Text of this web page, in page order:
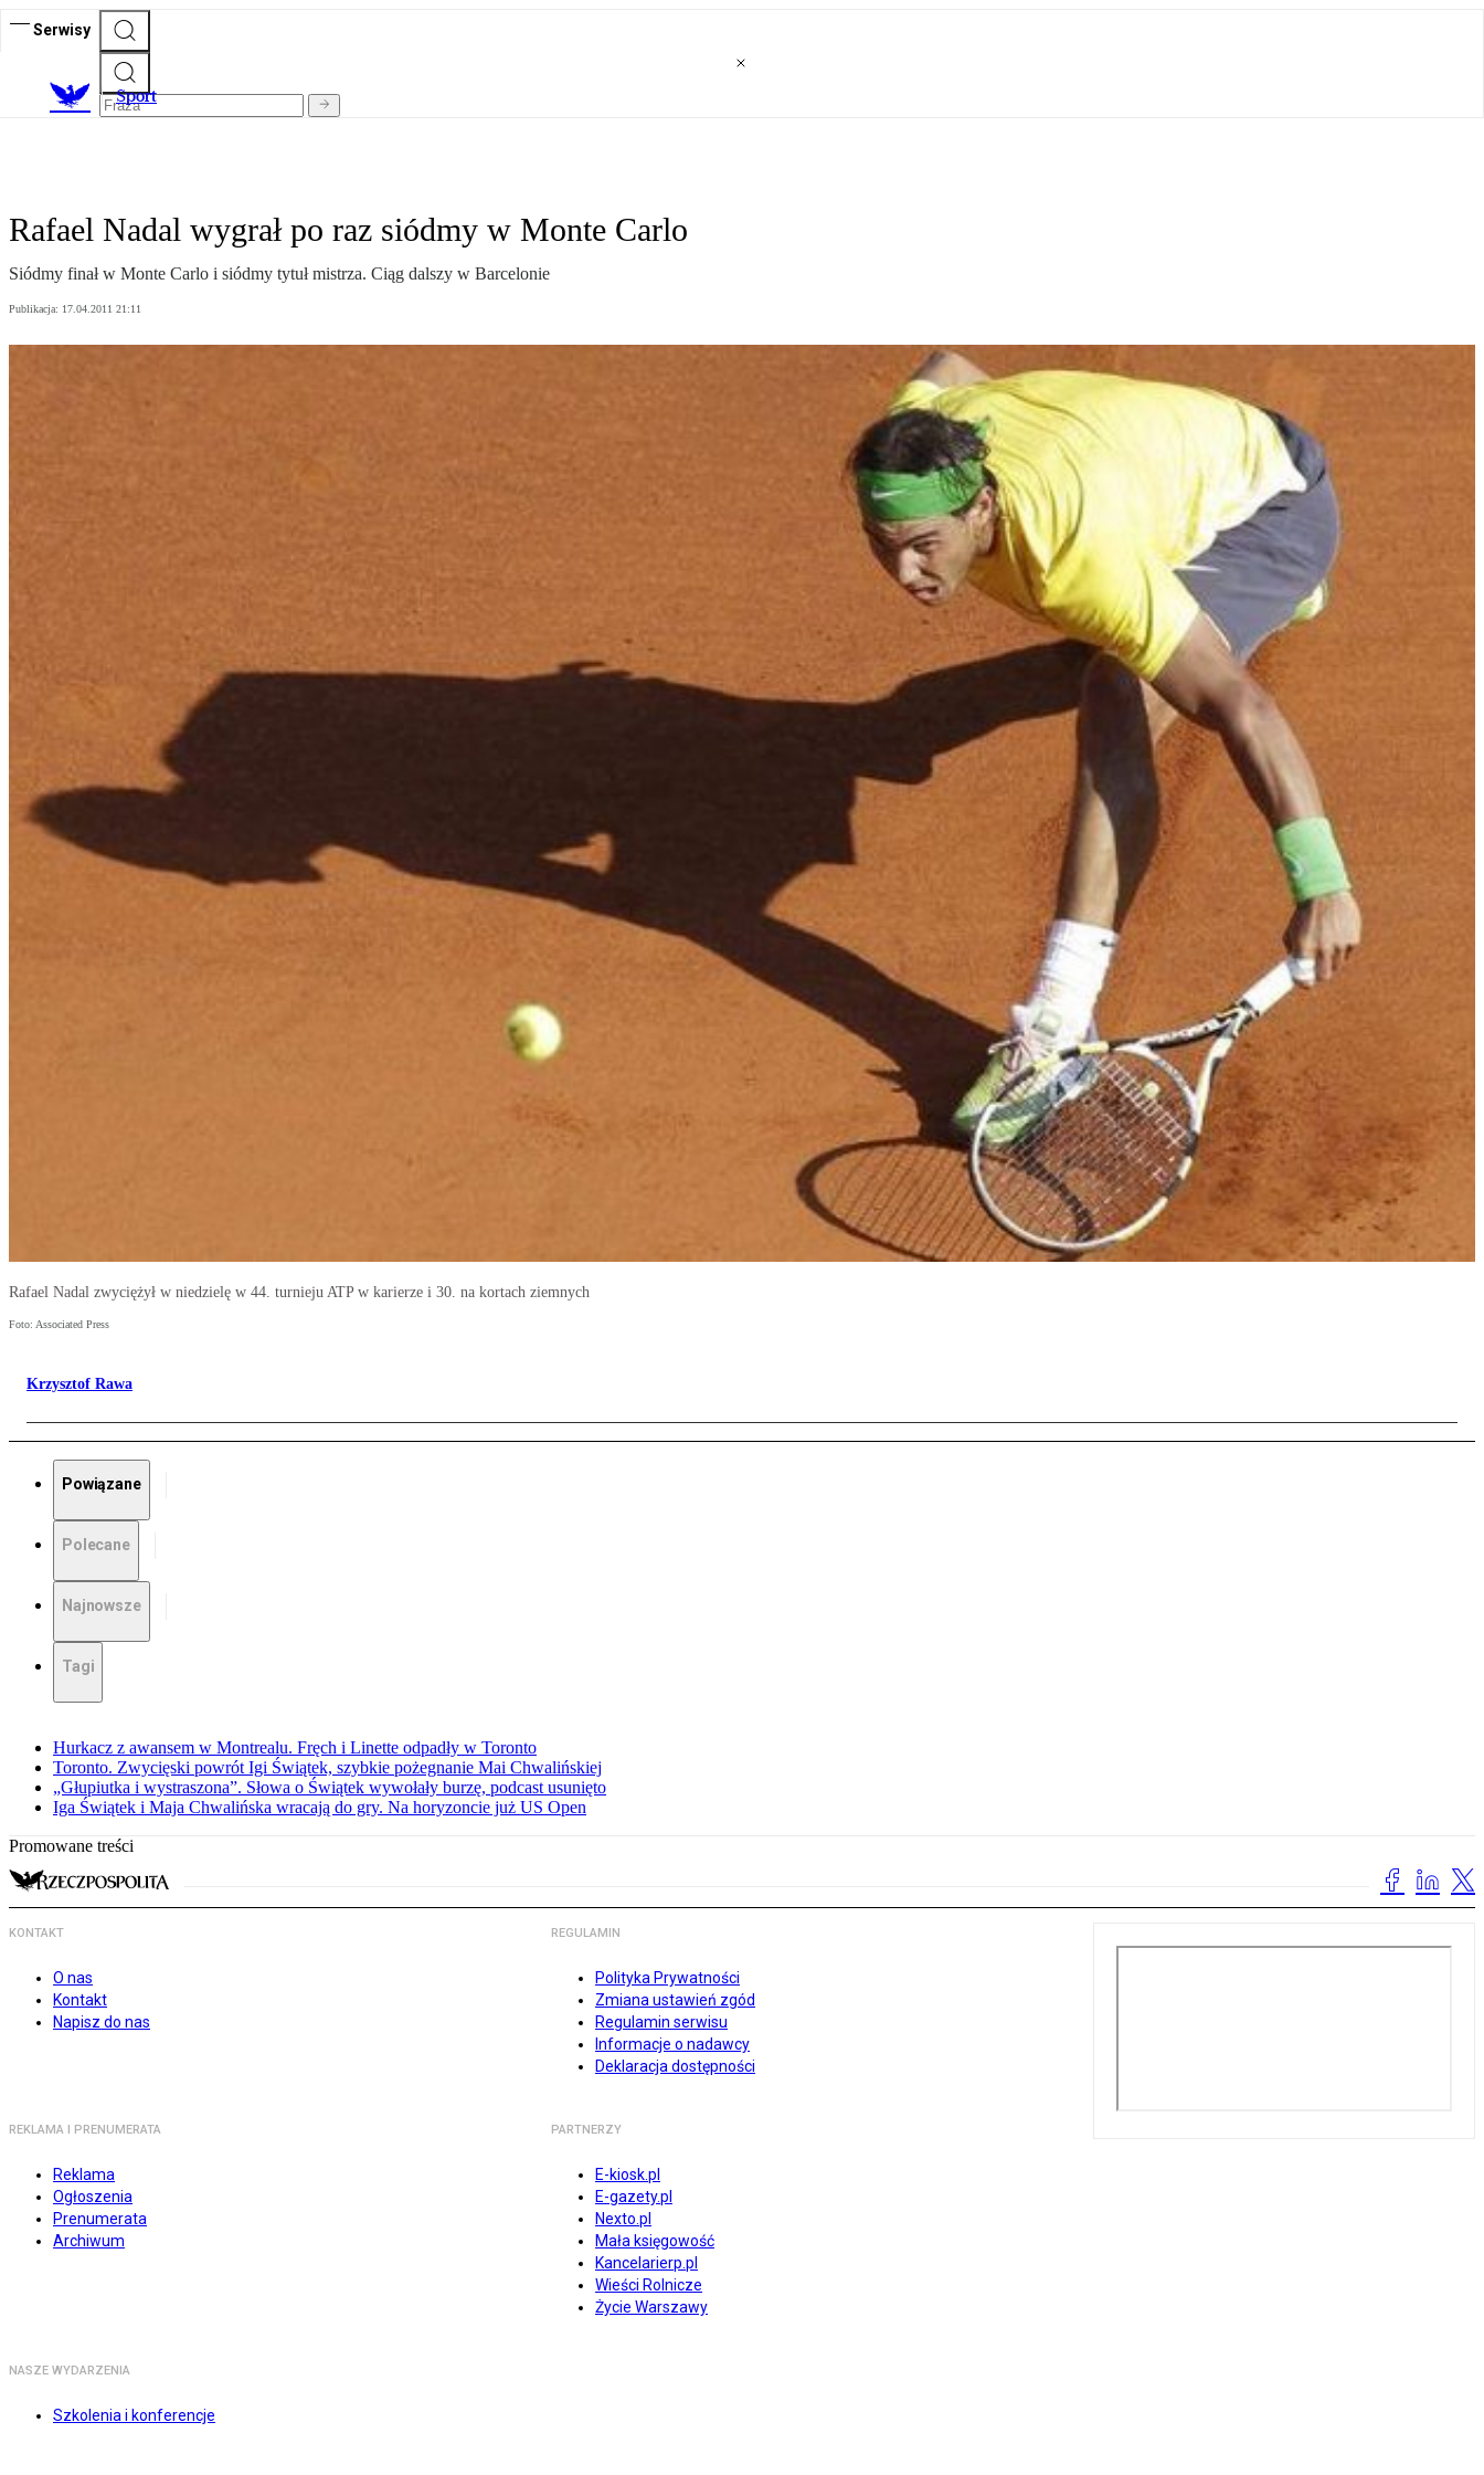
Serwisy
Sport
Rafael Nadal wygrał po raz siódmy w Monte Carlo
Siódmy finał w Monte Carlo i siódmy tytuł mistrza. Ciąg dalszy w Barcelonie
Publikacja: 17.04.2011 21:11
Rafael Nadal zwyciężył w niedzielę w 44. turnieju ATP w karierze i 30. na kortach ziemnych
Foto: Associated Press
Krzysztof Rawa
Powiązane
Polecane
Najnowsze
Tagi
Hurkacz z awansem w Montrealu. Fręch i Linette odpadły w Toronto
Toronto. Zwycięski powrót Igi Świątek, szybkie pożegnanie Mai Chwalińskiej
„Głupiutka i wystraszona”. Słowa o Świątek wywołały burzę, podcast usunięto
Iga Świątek i Maja Chwalińska wracają do gry. Na horyzoncie już US Open
Promowane treści
KONTAKT
O nas
Kontakt
Napisz do nas
REGULAMIN
Polityka Prywatności
Zmiana ustawień zgód
Regulamin serwisu
Informacje o nadawcy
Deklaracja dostępności
REKLAMA I PRENUMERATA
Reklama
Ogłoszenia
Prenumerata
Archiwum
PARTNERZY
E-kiosk.pl
E-gazety.pl
Nexto.pl
Mała księgowość
Kancelarierp.pl
Wieści Rolnicze
Życie Warszawy
NASZE WYDARZENIA
Szkolenia i konferencje